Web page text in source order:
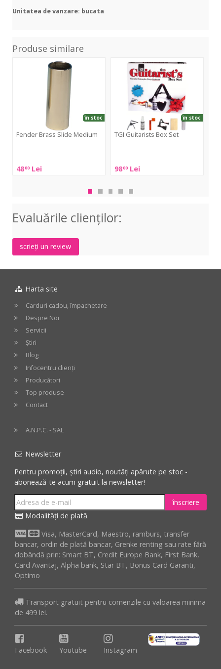
Unitatea de vanzare: bucata
Produse similare
Fender Brass Slide Medium
4800 Lei
în stoc
Brass
Guitarists
TGI Guitarists Box Set
9800 Lei
în stoc
Guitarists
Evaluările clienţilor:
scrieți un review
Harta site
Carduri cadou, împachetare
Despre Noi
Servicii
Știri
Blog
Infocentru clienți
Producători
Top produse
Contact
A.N.P.C. - SAL
Newsletter
Pentru promoții, știri audio, noutăți apărute pe stoc -
abonează-te acum gratuit la newsletter!
înscriere
Modalități de plată
Visa, MasterCard, Maestro, ramburs, transfer
bancar, ordin de plată bancar, Grenke renting sau rate fără
dobândă prin: Smart BT, Credit Europe Bank, First Bank,
Card Avantaj, Alpha bank, Star BT, Bonus Card Garanti,
Optimo
Transport gratuit pentru comenzile cu valoarea minima
de 499 lei.
Facebook Youtube Instagram